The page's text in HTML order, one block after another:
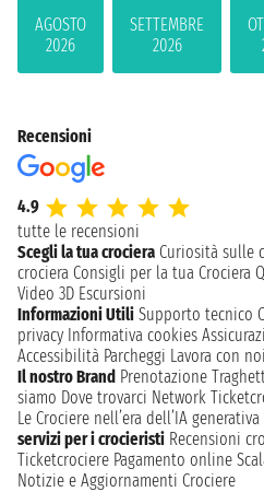
AGOSTO
2026
SETTEMBRE
2026
Recensioni
4.9
tutte le recensioni
Scegli la tua crociera Curiosità sulle
crociera Consigli per la tua Crociera
Video 3D Escursioni
Informazioni Utili Supporto tecnico
privacy Informativa cookies
Accessibilità Parcheggi Lavora con noi
Il nostro Brand Prenotazione
siamo Dove trovarci Network
Le Crociere nell’era dell’IA generativa
servizi per i crocieristi Recensioni
Ticketcrociere Pagamento online
Notizie e Aggiornamenti Crociere